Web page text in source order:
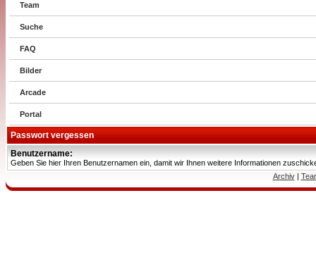
Team
Suche
FAQ
Bilder
Arcade
Portal
Passwort vergessen
Benutzername:
Geben Sie hier Ihren Benutzernamen ein, damit wir Ihnen weitere Informationen
Archiv|